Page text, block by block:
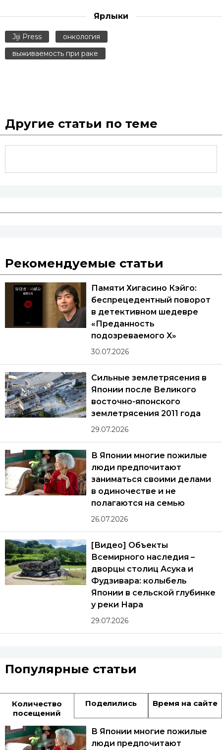
Ярлыки
Jiji Press
онкология
выживаемость при раке
Другие статьи по теме
Рекомендуемые статьи
Памяти Хигасино Кэйго:
беспрецедентный поворот
в детективном шедевре
«Преданность
подозреваемого X»
30.07.2026
Сильные землетрясения в
Японии после Великого
восточно-японского
землетрясения 2011 года
29.07.2026
В Японии многие пожилые
люди предпочитают
заниматься своими делами
в одиночестве и не
полагаются на семью
26.07.2026
[Видео] Объекты
Всемирного наследия –
дворцы столиц Асука и
Фудзивара: колыбель
Японии в сельской глубинке
у реки Нара
29.07.2026
Популярные статьи
Количество
посещений
Поделились Время на сайте
В Японии многие пожилые
люди предпочитают